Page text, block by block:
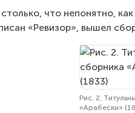
что непонятно,
«Ревизор», вышел
Рис. 2.
«Арабески»